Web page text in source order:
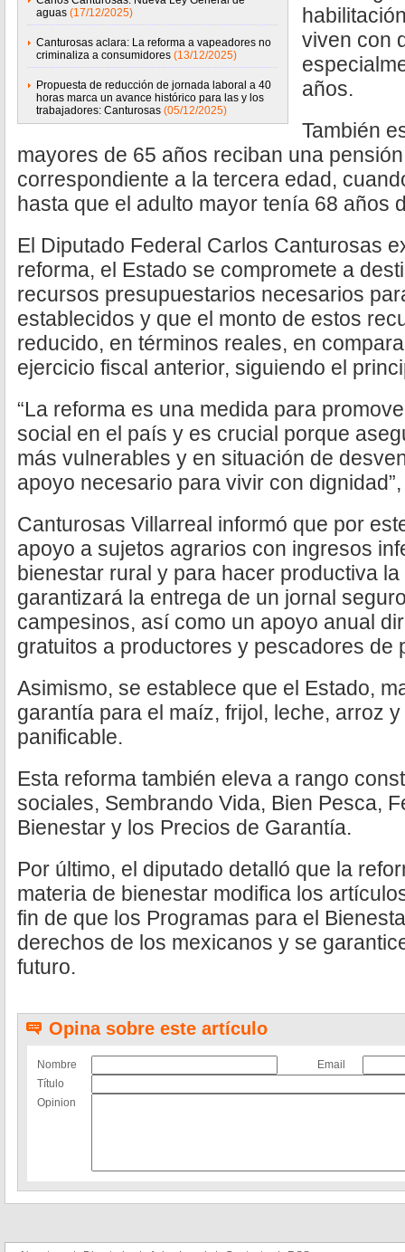
aguas (17/12/2025)
Canturosas aclara: La reforma a vapeadores no
criminaliza a consumidores (13/12/2025)
Propuesta de reducción de jornada laboral a 40
horas marca un avance histórico para las y los
trabajadores: Canturosas (05/12/2025)
viven con
años.
También
mayores de 65 años reciban una
correspondiente a la tercera edad,
hasta que el adulto mayor tenía 68 años
El Diputado Federal Carlos Canturosas
reforma, el Estado se compromete a
recursos presupuestarios necesarios
establecidos y que el monto de estos
reducido, en términos reales, en
ejercicio fiscal anterior, siguiendo el
“La reforma es una medida para
social en el país y es crucial porque
más vulnerables y en situación de
apoyo necesario para vivir con
Canturosas Villarreal informó que por
apoyo a sujetos agrarios con ingresos
bienestar rural y para hacer productiva
garantizará la entrega de un jornal
campesinos, así como un apoyo anual
gratuitos a productores y pescadores de
Asimismo, se establece que el Estado,
garantía para el maíz, frijol, leche, arroz
panificable.
Esta reforma también eleva a rango
sociales, Sembrando Vida, Bien Pesca,
Bienestar y los Precios de Garantía.
Por último, el diputado detalló que la
materia de bienestar modifica los
fin de que los Programas para el
derechos de los mexicanos y se
futuro.
Opina sobre este artículo
Nombre
Email
Título
Opinion